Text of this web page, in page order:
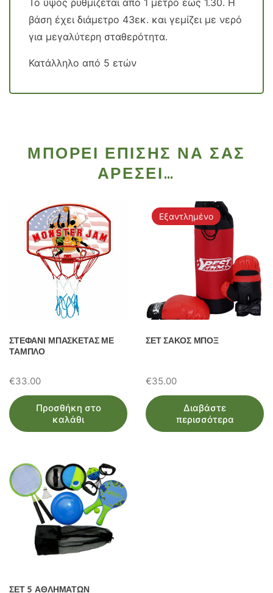
Το ύψος ρυθμίζεται απο 1 μέτρο εως 1.30. Η
βάση έχει διάμετρο 43εκ. και γεμίζει με νερό
για μεγαλύτερη σταθερότητα.
Κατάλληλο από 5 ετών
ΜΠΟΡΕΊ ΕΠΊΣΗΣ ΝΑ ΣΑΣ
ΑΡΈΣΕΙ…
ΣΤΕΦΑΝΙ ΜΠΑΣΚΕΤΑΣ ΜΕ
ΤΑΜΠΛΟ
€33.00
Προσθήκη στο
καλάθι
Εξαντλημένο
ΣΕΤ ΣΑΚΟΣ ΜΠΟΞ
€35.00
Διαβάστε
περισσότερα
ΣΕΤ 5 ΑΘΛΗΜΑΤΩΝ